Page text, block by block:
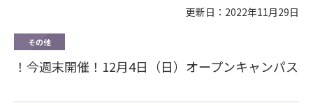
更新日：2022年11月29日
その他
！今週末開催！12月4日（日）オープンキャンパス